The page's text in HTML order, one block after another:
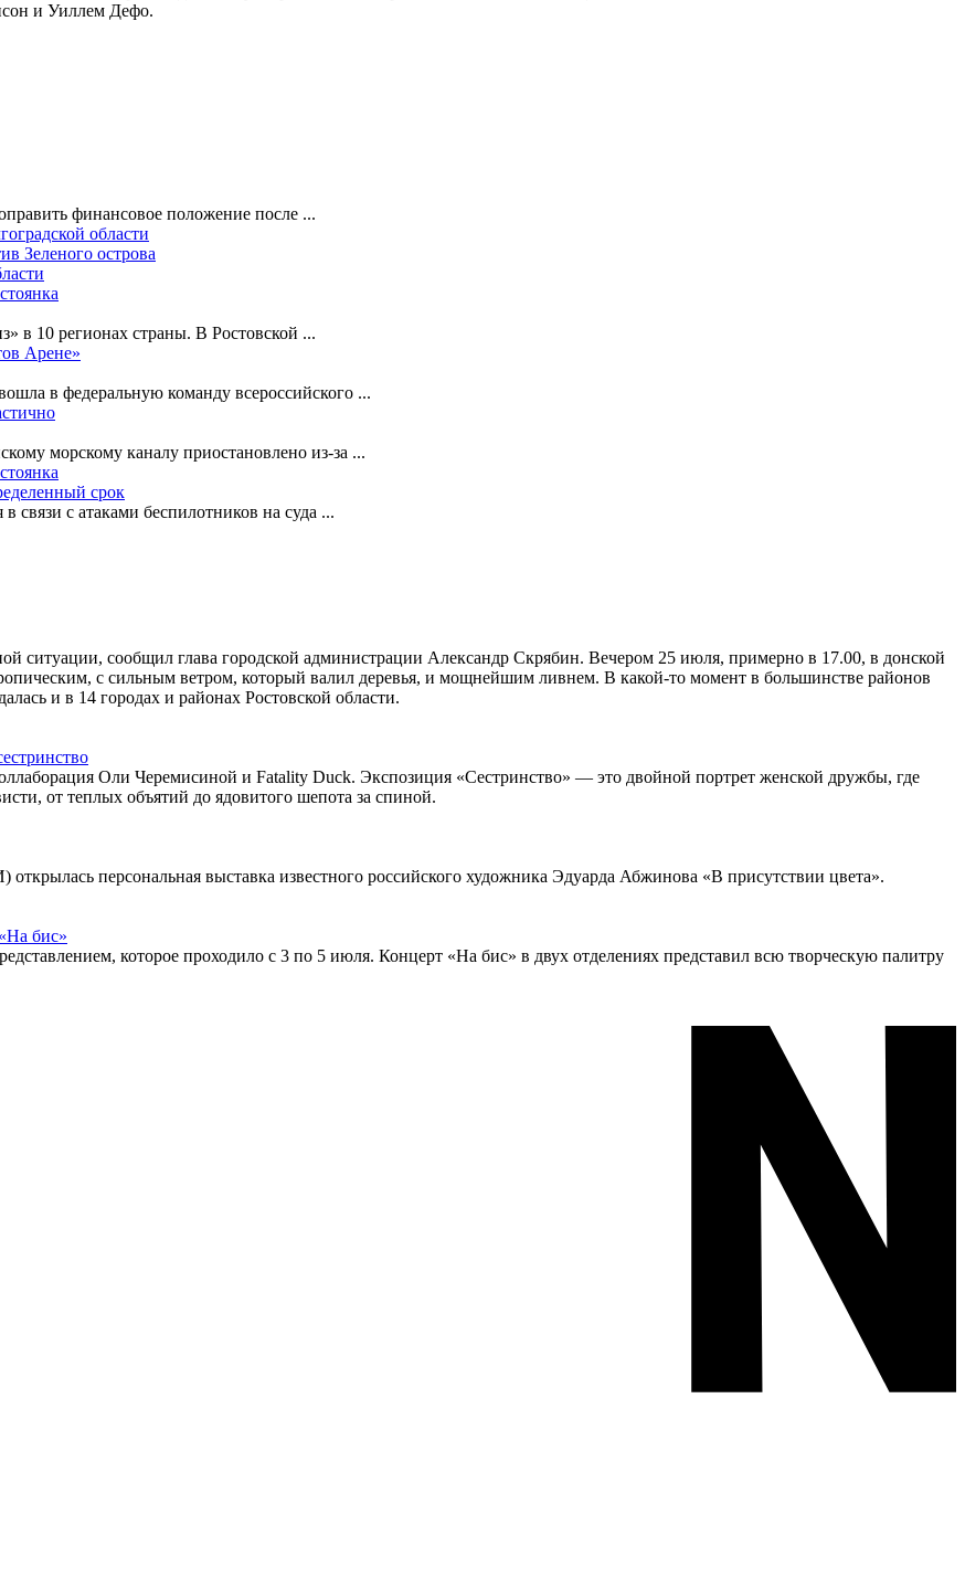
и Уиллем Дефо.
финансовое положение после ...
области
Зеленого острова
в 10 регионах страны. В Ростовской ...
Арене»
в федеральную команду всероссийского ...
морскому каналу приостановлено из-за ...
срок
связи с атаками беспилотников на суда ...
ситуации, сообщил глава городской администрации Александр Скрябин. Вечером 25 июля, примерно в 17.00, в донской
с сильным ветром, который валил деревья, и мощнейшим ливнем. В какой-то момент в большинстве районов
и в 14 городах и районах Ростовской области.
Оли Черемисиной и Fatality Duck. Экспозиция «Сестринство» — это двойной портрет женской дружбы, где
от теплых объятий до ядовитого шепота за спиной.
персональная выставка известного российского художника Эдуарда Абжинова «В присутствии цвета».
бис»
которое проходило с 3 по 5 июля. Концерт «На бис» в двух отделениях представил всю творческую палитру